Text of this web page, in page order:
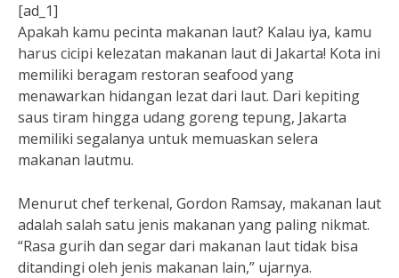
[ad_1]
Apakah kamu pecinta makanan laut? Kalau iya, kamu
harus cicipi kelezatan makanan laut di Jakarta! Kota ini
memiliki beragam restoran seafood yang
menawarkan hidangan lezat dari laut. Dari kepiting
saus tiram hingga udang goreng tepung, Jakarta
memiliki segalanya untuk memuaskan selera
makanan lautmu.
Menurut chef terkenal, Gordon Ramsay, makanan laut
adalah salah satu jenis makanan yang paling nikmat.
“Rasa gurih dan segar dari makanan laut tidak bisa
ditandingi oleh jenis makanan lain,” ujarnya.